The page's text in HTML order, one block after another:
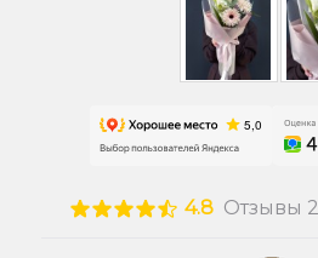
4.8 Отзывы